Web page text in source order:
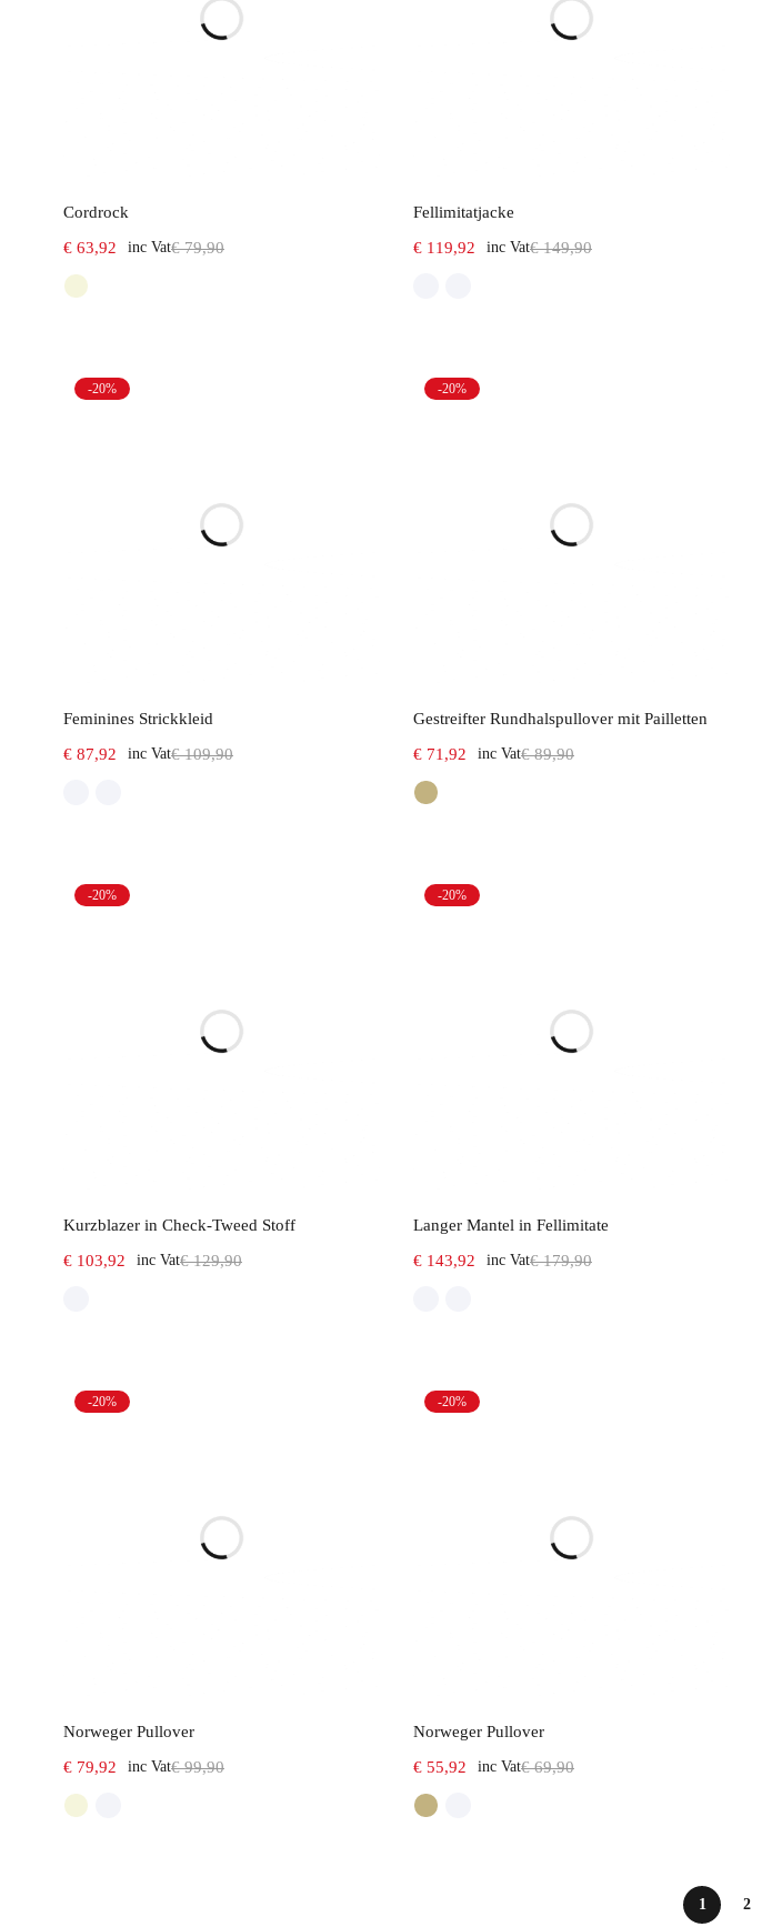
Cordrock
€79,90
€ 63,92 inc Vat
Fellimitatjacke
€149,90
€ 119,92 inc Vat
-20%
Feminines Strickkleid
€109,90
€ 87,92 inc Vat
-20%
Gestreifter Rundhalspullover mit Pailletten
€89,90
€ 71,92 inc Vat
-20%
Kurzblazer in Check-Tweed Stoff
€129,90
€ 103,92 inc Vat
-20%
Langer Mantel in Fellimitate
€179,90
€ 143,92 inc Vat
-20%
Norweger Pullover
€99,90
€ 79,92 inc Vat
-20%
Norweger Pullover
€69,90
€ 55,92 inc Vat
1 2